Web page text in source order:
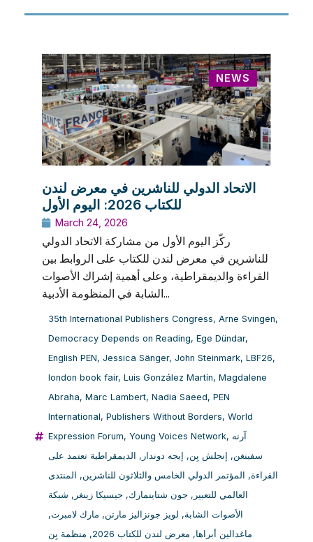
NEWS
الاتحاد الدولي للناشرين في معرض لندن
للكتاب 2026: اليوم الأول
March 24, 2026
ركّز اليوم الأول من مشاركة الاتحاد الدولي
للناشرين في معرض لندن للكتاب على الروابط بين
القراءة والديمقراطية، وعلى أهمية إشراك الأصوات
الشابة في المنظومة الأدبية...
35th International Publishers Congress, Arne Svingen,
Democracy Depends on Reading, Ege Dündar,
English PEN, Jessica Sänger, John Steinmark, LBF26,
london book fair, Luis González Martín, Magdalene
Abraha, Marc Lambert, Nadia Saeed, PEN
International, Publishers Without Borders, World
Expression Forum, Young Voices Network, آرنه
سفينغن, إنجلش بِن, إيجه دوندار , الديمقراطية تعتمد على
القراءة, المؤتمر الدولي الخامس والثلاثون للناشرين, المنتدى
العالمي للتعبير , جون شتاينمارك, جيسيكا زينغر , شبكة
الأصوات الشابة, لويز جونزاليز مارتن, مارك لامبرت,
ماغدالين أبراها, معرض لندن للكتاب 2026 , منظمة بِن